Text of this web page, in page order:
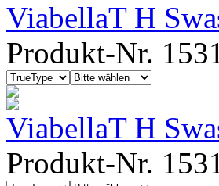
ViabellaT H
Produkt-Nr.
ViabellaT H
Produkt-Nr.